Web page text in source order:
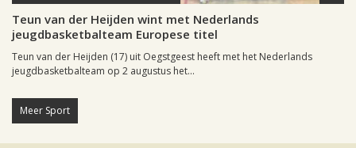
Teun van der Heijden wint met Nederlands
jeugdbasketbalteam Europese titel
Teun van der Heijden (17) uit Oegstgeest heeft met het Nederlands
jeugdbasketbalteam op 2 augustus het...
Meer Sport